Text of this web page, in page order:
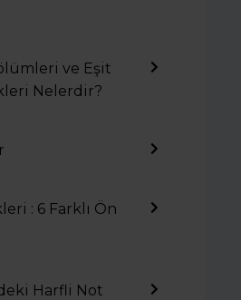
ve Eşit
Nelerdir?
: 6 Farklı Ön
Harfli Not